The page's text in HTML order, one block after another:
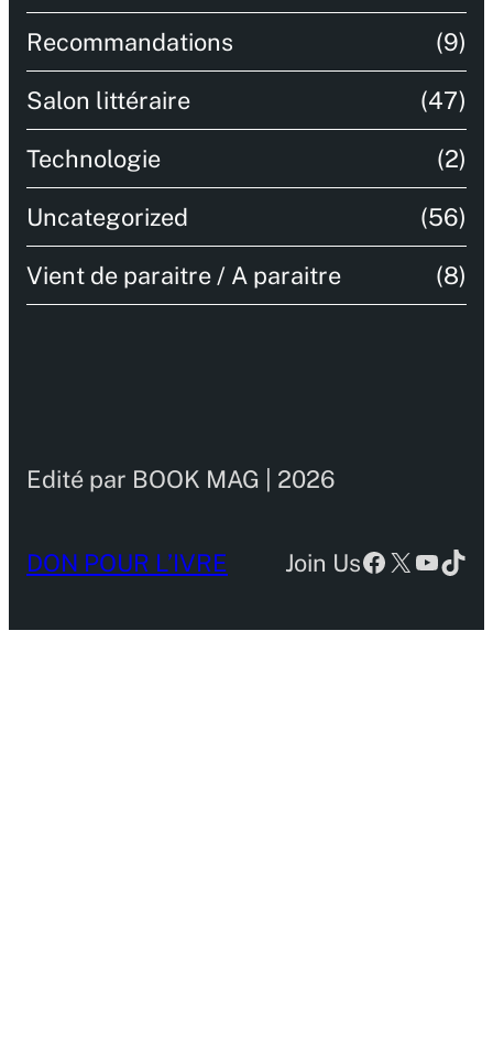
Recommandations (9)
Salon littéraire (47)
Technologie (2)
Uncategorized (56)
Vient de paraitre / A paraitre (8)
Edité par BOOK MAG | 2026
DON POUR L’IVRE Join UsFacebook
X